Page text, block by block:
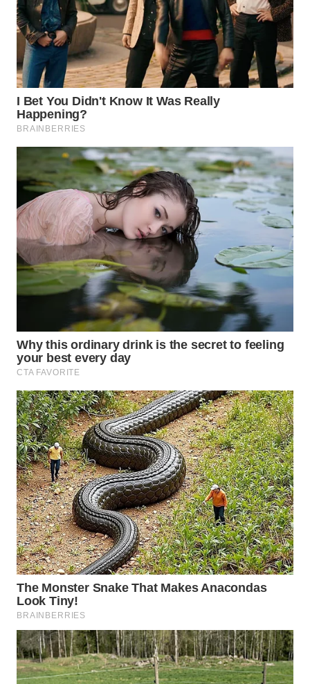
TANGERANG
WN
BINJAI
WN
CIREBON
WN
INDRAMAYU
WN
KUNINGAN
WN
MAJALENGKA
WN
SUKABUMI
WN
PURWAKARTA
WN
PRIANGAN
TIMUR
WN
SEMARANG
SOLO
WN
BOROBUDUR